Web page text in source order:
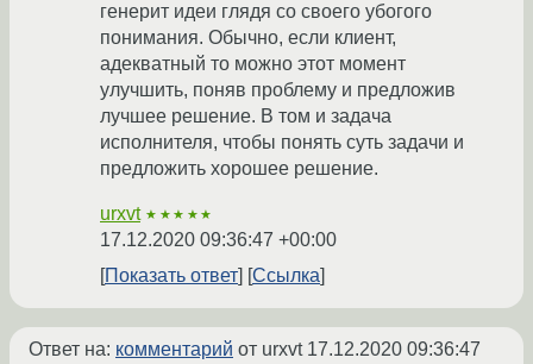
генерит идеи глядя со своего убогого
понимания. Обычно, если клиент,
адекватный то можно этот момент
улучшить, поняв проблему и предложив
лучшее решение. В том и задача
исполнителя, чтобы понять суть задачи и
предложить хорошее решение.
urxvt ★★★★★
17.12.2020 09:36:47 +00:00
Показать ответ
Ссылка
Ответ на: комментарий от urxvt 17.12.2020 09:36:47